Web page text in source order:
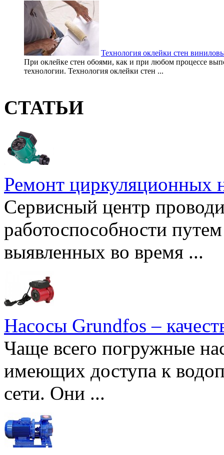
Технология оклейки стен
При оклейке стен обоями, как и при любом процессе
технологии. Технология оклейки стен ...
СТАТЬИ
Ремонт циркуляционных
Сервисный центр
работоспособности
выявленных во время ...
Насосы Grundfos –
Чаще всего погружные
имеющих доступа к
сети. Они ...